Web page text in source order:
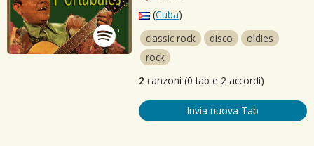
(Cuba)
classic rock
disco
oldies
rock
2 canzoni (0 tab e 2 accordi)
Invia nuova Tab